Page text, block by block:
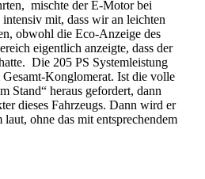
mischte der E-Motor bei
mit, dass wir an leichten
obwohl die Eco-Anzeige des
eigentlich anzeigte, dass der
Die 205 PS Systemleistung
Konglomerat. Ist die volle
Stand“ heraus gefordert, dann
dieses Fahrzeugs. Dann wird er
ohne das mit entsprechendem